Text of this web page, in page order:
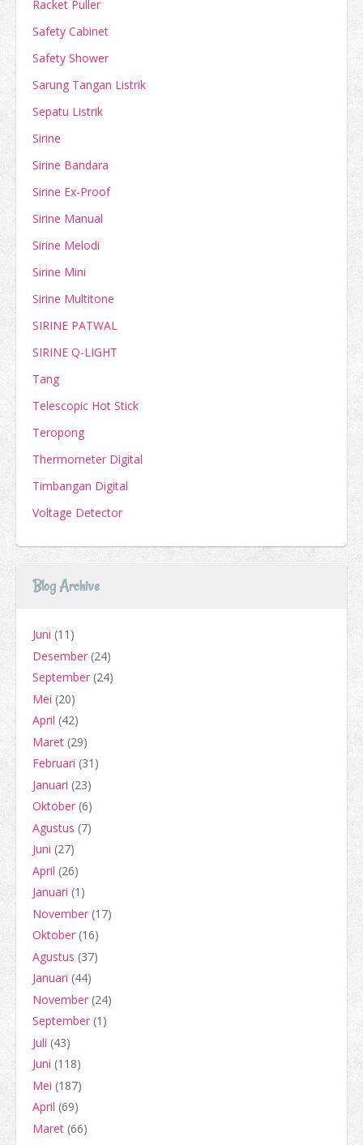
Racket Puller
Safety Cabinet
Safety Shower
Sarung Tangan Listrik
Sepatu Listrik
Sirine
Sirine Bandara
Sirine Ex-Proof
Sirine Manual
Sirine Melodi
Sirine Mini
Sirine Multitone
SIRINE PATWAL
SIRINE Q-LIGHT
Tang
Telescopic Hot Stick
Teropong
Thermometer Digital
Timbangan Digital
Voltage Detector
Blog Archive
Juni (11)
Desember (24)
September (24)
Mei (20)
April (42)
Maret (29)
Februari (31)
Januari (23)
Oktober (6)
Agustus (7)
Juni (27)
April (26)
Januari (1)
November (17)
Oktober (16)
Agustus (37)
Januari (44)
November (24)
September (1)
Juli (43)
Juni (118)
Mei (187)
April (69)
Maret (66)